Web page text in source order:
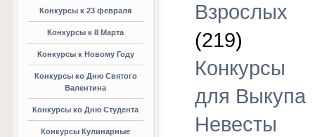
Конкурсы к 23 февраля
Конкурсы к 8 Марта
Конкурсы к Новому Году
Конкурсы ко Дню Святого
Валентина
Конкурсы ко Дню Студента
Конкурсы Кулинарные
Взрослых
(219)
Конкурсы
для Выкупа
Невесты